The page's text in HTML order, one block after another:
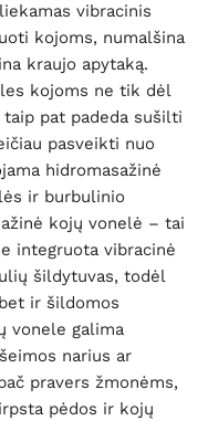
vibracinis
kojoms, numalšina
kraujo apytaką.
kojoms ne tik dėl
pat padeda sušilti
pasveikti nuo
hidromasažinė
ir burbulinio
kojų vonelė – tai
integruota vibracinė
šildytuvas, todėl
ir šildomos
vonele galima
narius ar
pravers žmonėms,
pėdos ir kojų